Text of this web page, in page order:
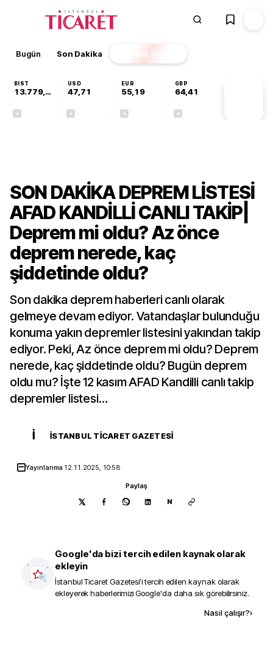
Bugün Son Dakika Finans EKSTRA
BIST
13.779,39
USD
47,71
EUR
55,19
GBP
64,41
SON DAKİKA DEPREM LİSTESİ
AFAD KANDİLLİ CANLI TAKİP|
Deprem mi oldu? Az önce
deprem nerede, kaç
şiddetinde oldu?
Son dakika deprem haberleri canlı olarak
gelmeye devam ediyor. Vatandaşlar bulunduğu
konuma yakın depremler listesini yakından takip
ediyor. Peki, Az önce deprem mi oldu? Deprem
nerede, kaç şiddetinde oldu? Bugün deprem
oldu mu? İşte 12 kasım AFAD Kandilli canlı takip
depremler listesi…
İ İSTANBUL TICARET GAZETESI
Yayınlanma 12.11.2025, 10:58
Paylaş
N
Google'da bizi tercih edilen kaynak olarak
ekleyin
İstanbul Ticaret Gazetesi'i tercih edilen kaynak olarak
ekleyerek haberlerimizi Google'da daha sık görebilirsiniz.
Nasıl çalışır?›